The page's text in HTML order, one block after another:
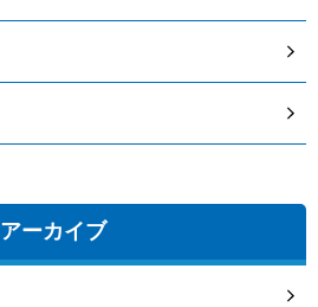
アーカイブ